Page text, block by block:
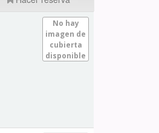
No hay
imagen de
cubierta
disponible